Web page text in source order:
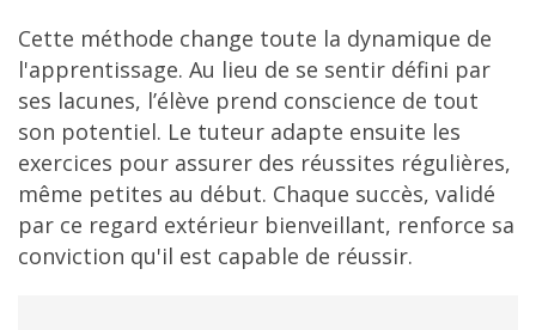
Cette méthode change toute la dynamique de
l'apprentissage. Au lieu de se sentir défini par
ses lacunes, l’élève prend conscience de tout
son potentiel. Le tuteur adapte ensuite les
exercices pour assurer des réussites régulières,
même petites au début. Chaque succès, validé
par ce regard extérieur bienveillant, renforce sa
conviction qu'il est capable de réussir.